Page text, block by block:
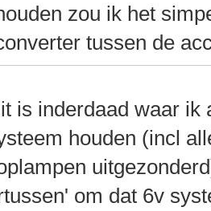
zou ik het
tussen de
is inderdaad waar ik
houden (incl
om dat 6v